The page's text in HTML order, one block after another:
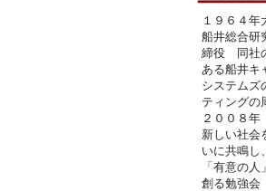
１９６４年
船井総合研
締役 同社
ある船井キ
システムズ
ティングの
２００８年
新しい社会
いに共鳴し
「有意の
創る勉強会